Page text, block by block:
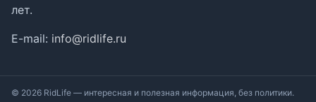
лет.
E-mail: info@ridlife.ru
© 2026 RidLife — интересная и полезная информация, без политики.